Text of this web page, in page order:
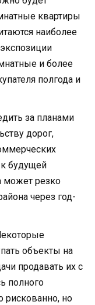
квартиры
наиболее
и более
полгода и
за планами
дорог,
будущей
может резко
через год-
объекты на
продавать их с
полного
рискованно, но